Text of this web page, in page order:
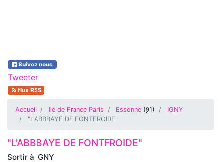
Suivez nous
Tweeter
flux RSS
Accueil Ile de France Paris Essonne (91)
IGNY
"L'ABBBAYE DE FONTFROIDE"
Sortir à IGNY
"L'ABBBAYE DE FONTFROIDE"